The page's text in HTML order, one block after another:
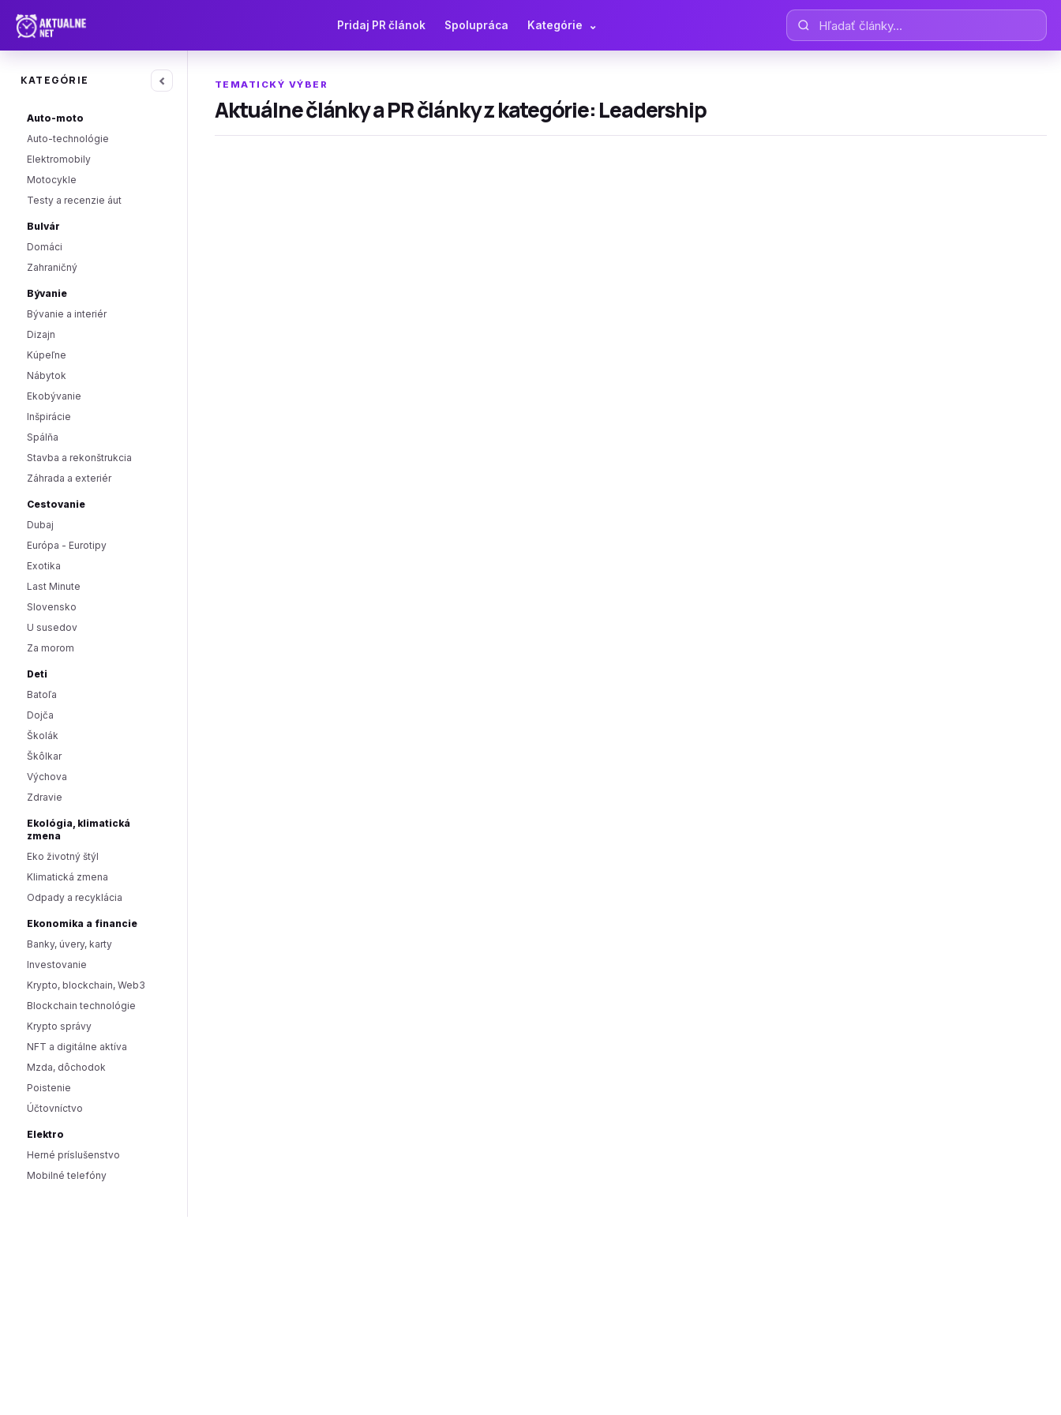
Pridaj PR článok Spolupráca Kategórie ⌄ Hľadať články
KATEGÓRIE ‹
Auto-moto
Auto-technológie
Elektromobily
Motocykle
Testy a recenzie áut
Bulvár
Domáci
Zahraničný
Bývanie
Bývanie a interiér
Dizajn
Kúpeľne
Nábytok
Ekobývanie
Inšpirácie
Spálňa
Stavba a rekonštrukcia
Záhrada a exteriér
Cestovanie
Dubaj
Európa - Eurotipy
Exotika
Last Minute
Slovensko
U susedov
Za morom
Deti
Batoľa
Dojča
Školák
Škôlkar
Výchova
Zdravie
Ekológia, klimatická
zmena
Eko životný štýl
Klimatická zmena
Odpady a recyklácia
Ekonomika a financie
Banky, úvery, karty
Investovanie
Krypto, blockchain, Web3
Blockchain technológie
Krypto správy
NFT a digitálne aktíva
Mzda, dôchodok
Poistenie
Účtovníctvo
Elektro
Herné príslušenstvo
Mobilné telefóny
TEMATICKÝ VÝBER
Aktuálne články a PR články z kategórie: Leadership